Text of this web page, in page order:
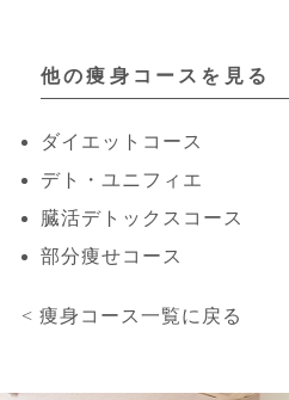
他の痩身コースを見る
ダイエットコース
デト・ユニフィエ
臓活デトックスコース
部分痩せコース
< 痩身コース一覧に戻る